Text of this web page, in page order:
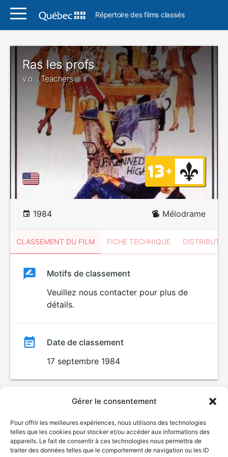
Gérer le consentement
Pour offrir les meilleures expériences, nous utilisons des technologies
telles que les cookies pour stocker et/ou accéder aux informations des
appareils. Le fait de consentir à ces technologies nous permettra de
traiter des données telles que le comportement de navigation ou les ID
Répertoire des films classés
Ras les profs
v.o. : Teachers
1984 Mélodrame
CLASSEMENT DU FILM FICHE TECHNIQUE
ClassementClassement
Motifs de classement
Veuillez nous contacter pour plus de
détails.
Date de classement
17 septembre 1984